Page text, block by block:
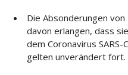
Die Absonderungen
davon erlangen, dass
dem Coronavirus
gelten unverändert fort.